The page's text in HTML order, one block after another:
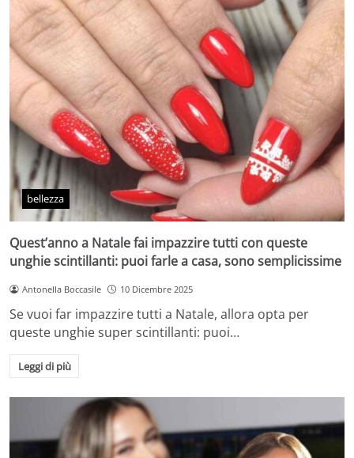
bellezza
Quest’anno a Natale fai impazzire tutti con queste
unghie scintillanti: puoi farle a casa, sono semplicissime
Antonella Boccasile 10 Dicembre 2025
Se vuoi far impazzire tutti a Natale, allora opta per
queste unghie super scintillanti: puoi…
Leggi di più